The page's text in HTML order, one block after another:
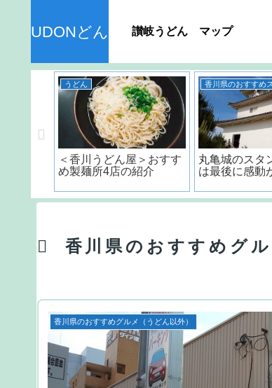
UDONどん 讃岐うどん マップ
うどん
＜香川うどん屋＞おすす
め製麺所4店の紹介
香川県のおすすめ
丸亀城のスタ
は最後に感動
香川県のおすすめグ
香川県のおすすめグルメ（うどん以外）